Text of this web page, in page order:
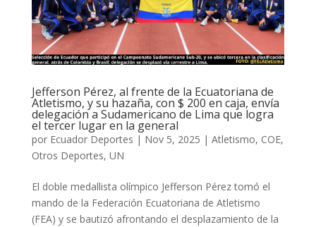
Jefferson Pérez, al frente de la Ecuatoriana de
Atletismo, y su hazaña, con $ 200 en caja, envía
delegación a Sudamericano de Lima que logra
el tercer lugar en la general
por Ecuador Deportes | Nov 5, 2025 | Atletismo, COE,
Otros Deportes, UN
El doble medallista olímpico Jefferson Pérez tomó el
mando de la Federación Ecuatoriana de Atletismo
(FEA) y se bautizó afrontando el desplazamiento de la